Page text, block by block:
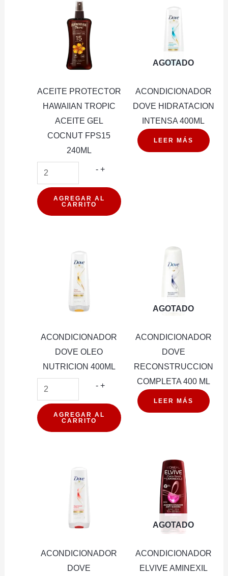
ACEITE PROTECTOR
HAWAIIAN TROPIC
ACEITE GEL
COCNUT FPS15
240ML
- ACEITE
HAWAIIAN
TROPIC
+
AGREGAR AL
CARRITO
AGOTADO
ACONDICIONADOR
DOVE HIDRATACION
INTENSA 400ML
LEER MÁS
ACONDICIONADOR
DOVE OLEO
NUTRICION 400ML
- ACONDICIONADOR
OLEO
NUTRICION
+
AGREGAR AL
CARRITO
AGOTADO
ACONDICIONADOR
DOVE
RECONSTRUCCION
COMPLETA 400 ML
LEER MÁS
ACONDICIONADOR
DOVE
AGOTADO
ACONDICIONADOR
ELVIVE AMINEXIL